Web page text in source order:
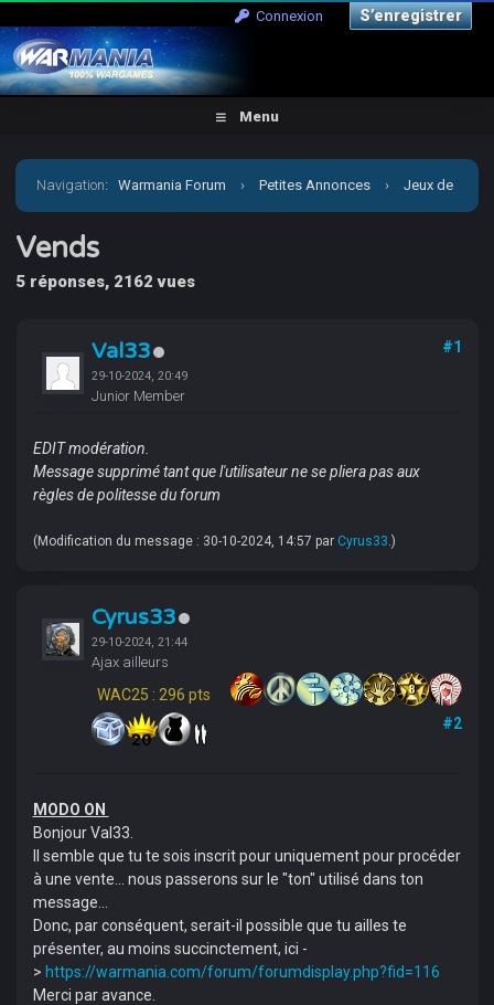
Connexion S’enregistrer
Menu
Navigation:Warmania Forum › Petites Annonces › Jeux de
figurines
Vends
5 réponses, 2162 vues
Val33
29-10-2024, 20:49
Junior Member
#1
EDIT modération.
Message supprimé tant que l'utilisateur ne se pliera pas aux
règles de politesse du forum
(Modification du message : 30-10-2024, 14:57 par Cyrus33.)
Cyrus33
29-10-2024, 21:44
Ajax ailleurs
WAC25 : 296 pts
#2
MODO ON
Bonjour Val33.
Il semble que tu te sois inscrit pour uniquement pour procéder
à une vente... nous passerons sur le "ton" utilisé dans ton
message...
Donc, par conséquent, serait-il possible que tu ailles te
présenter, au moins succinctement, ici -
> https://warmania.com/forum/forumdisplay.php?fid=116
Merci par avance.